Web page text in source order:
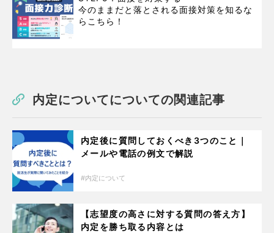
今のままだと落とされる面接対策を知るな
らこちら！
内定についてについての関連記事
内定後に質問しておくべき3つのこと｜
メールや電話の例文で解説
内定について
【志望度の高さに対する質問の答え方】
内定を勝ち取る内容とは